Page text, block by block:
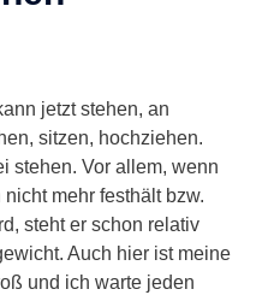
jetzt stehen, an
sitzen, hochziehen.
stehen. Vor allem, wenn
mehr festhält bzw.
steht er schon relativ
Auch hier ist meine
und ich warte jeden